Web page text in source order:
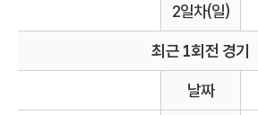
2일차(일)
최근 1회전 경기
날짜